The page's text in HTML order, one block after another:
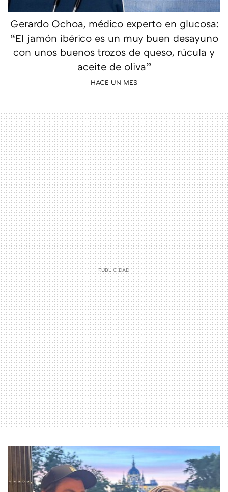
Gerardo Ochoa, médico experto en glucosa:
“El jamón ibérico es un muy buen desayuno
con unos buenos trozos de queso, rúcula y
aceite de oliva”
HACE UN MES